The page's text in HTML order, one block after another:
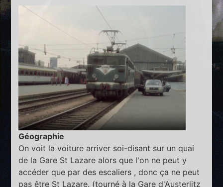
Géographie
On voit la voiture arriver soi-disant sur un quai
de la Gare St Lazare alors que l'on ne peut y
accéder que par des escaliers , donc ça ne peut
pas être St Lazare. (tourné à la Gare d'Austerlitz